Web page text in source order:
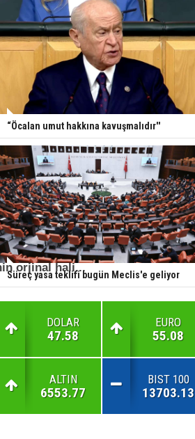
orjinal hali...
“Öcalan umut hakkına kavuşmalıdır''
Süreç yasa teklifi bugün Meclis'e geliyor
DOLAR
47.58
EURO
55.08
ALTIN
6553.77
BIST 100
13703.13